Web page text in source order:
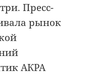
Пресс-
рынок
АКРА